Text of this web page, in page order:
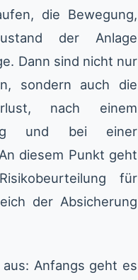
die Bewegung,
der Anlage
Dann sind nicht nur
sondern auch die
nach einem
und bei einer
diesem Punkt geht
für
der Absicherung
Anfangs geht es